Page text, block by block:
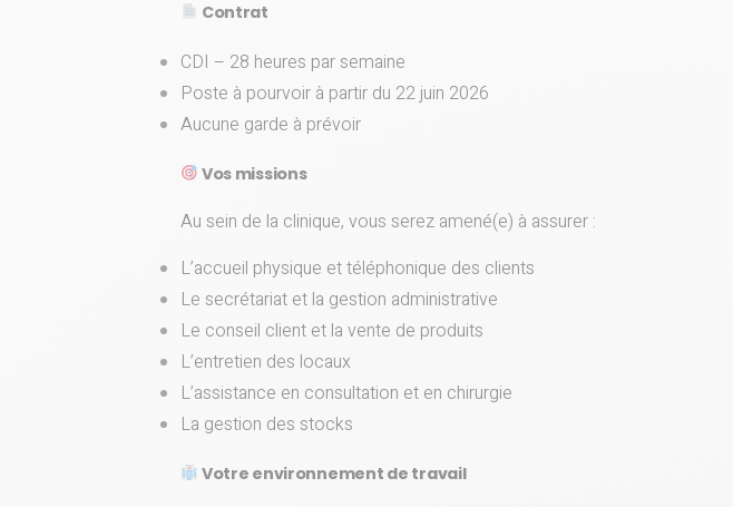
Contrat
CDI – 28 heures par semaine
Poste à pourvoir à partir du 22 juin 2026
Aucune garde à prévoir
Vos missions
Au sein de la clinique, vous serez amené(e) à assurer :
L’accueil physique et téléphonique des clients
Le secrétariat et la gestion administrative
Le conseil client et la vente de produits
L’entretien des locaux
L’assistance en consultation et en chirurgie
La gestion des stocks
Votre environnement de travail